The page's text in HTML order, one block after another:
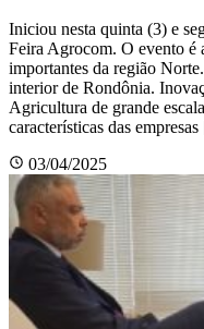
Iniciou nesta quinta (3) e
Feira Agrocom. O evento é
importantes da região
interior de Rondônia.
Agricultura de grande
características das
03/04/2025